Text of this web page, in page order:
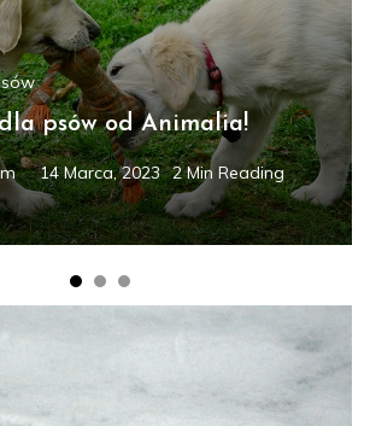
psów od Animalia!
14 Marca, 2023 2 Min Reading